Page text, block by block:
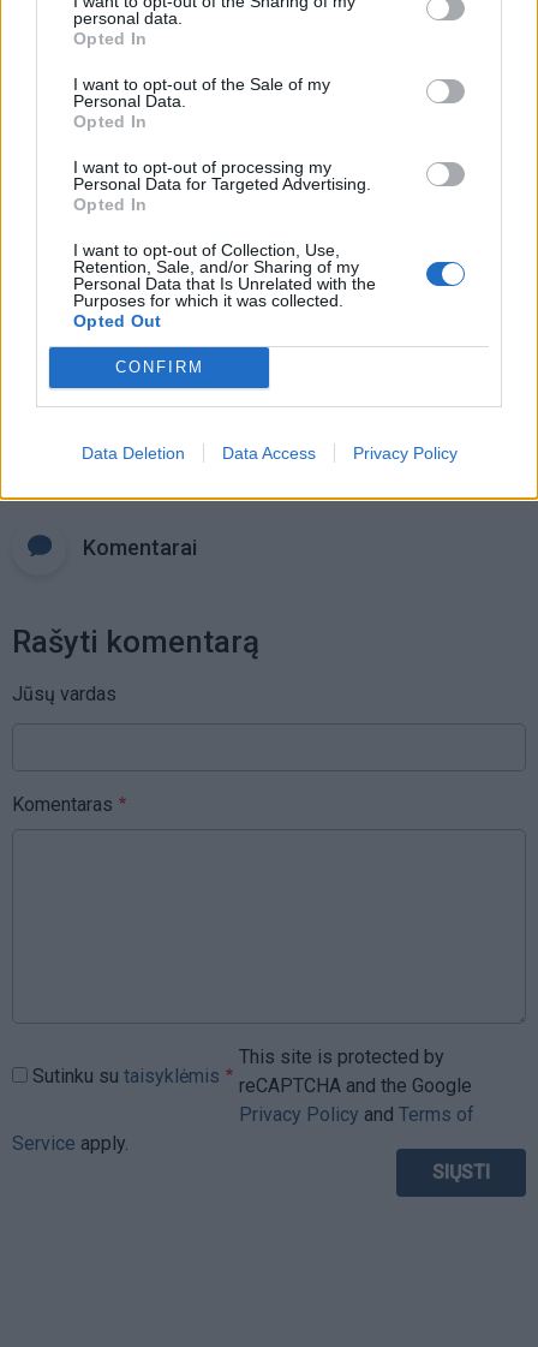
personal data.
Opted In
I want to opt-out of the Sale of my
Personal Data.
Opted In
I want to opt-out of processing my
Personal Data for Targeted Advertising.
Opted In
I want to opt-out of Collection, Use,
Retention, Sale, and/or Sharing of my
Personal Data that Is Unrelated with the
Purposes for which it was collected.
Opted Out
CONFIRM
Data Deletion Data Access Privacy Policy
Mirė garsi lietuvių aktorė: „Jos
istorijoje“
rankinio“: vilkiko puspriekabės ratai
pakilo į orą
Raktažodžiai palanga lenktynės f1
Komentarai
Rašyti komentarą
Jūsų vardas
Komentaras
Sutinku su taisyklėmis
This site is protected by
reCAPTCHA and the Google
Privacy Policy and Terms of
Service apply.